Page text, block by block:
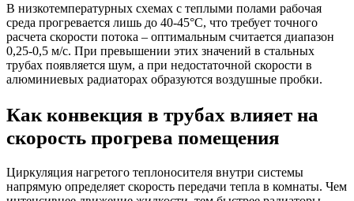
В низкотемпературных схемах с теплыми полами рабочая
среда прогревается лишь до 40-45°C, что требует точного
расчета скорости потока – оптимальным считается диапазон
0,25-0,5 м/с. При превышении этих значений в стальных
трубах появляется шум, а при недостаточной скорости в
алюминиевых радиаторах образуются воздушные пробки.
Как конвекция в трубах влияет на
скорость прогрева помещения
Циркуляция нагретого теплоносителя внутри системы
напрямую определяет скорость передачи тепла в комнаты. Чем